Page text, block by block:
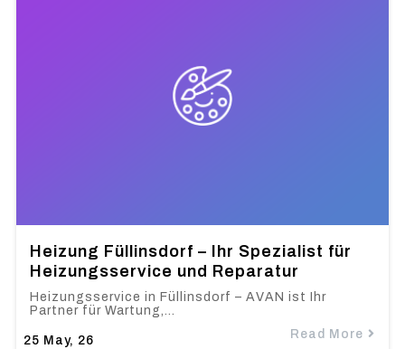
Heizung Füllinsdorf – Ihr Spezialist für
Heizungsservice und Reparatur
25 May, 26
Heizungsservice in Füllinsdorf – AVAN ist Ihr
Partner für Wartung,…
Read More